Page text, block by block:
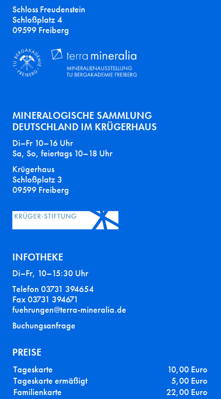
Schloss Freudenstein
Schloßplatz 4
09599 Freiberg
MINERALOGISCHE SAMMLUNG
DEUTSCHLAND IM KRÜGERHAUS
Di–Fr 10–16 Uhr
Sa, So, feiertags 10–18 Uhr
Krügerhaus
Schloßplatz 3
09599 Freiberg
INFOTHEKE
Di–Fr, 10–15:30 Uhr
Telefon 03731 394654
Fax 03731 394671
fuehrungen@terra-mineralia.de
Buchungsanfrage
PREISE
Tageskarte
10,00 Euro
Tageskarte ermäßigt
5,00 Euro
Familienkarte
22,00 Euro